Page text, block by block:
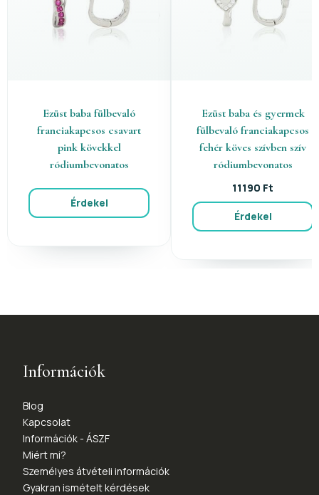
Ezüst baba fülbevaló
franciakapcsos csavart
pink kövekkel
ródiumbevonatos
Érdekel
Ezüst baba és gyermek
fülbevaló franciakapcsos
fehér köves szívben szív
ródiumbevonatos
11190 Ft
Érdekel
Információk
Blog
Kapcsolat
Információk - ÁSZF
Miért mi?
Személyes átvételi információk
Gyakran ismételt kérdések